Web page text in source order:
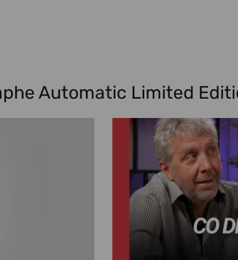
Automatic Limited